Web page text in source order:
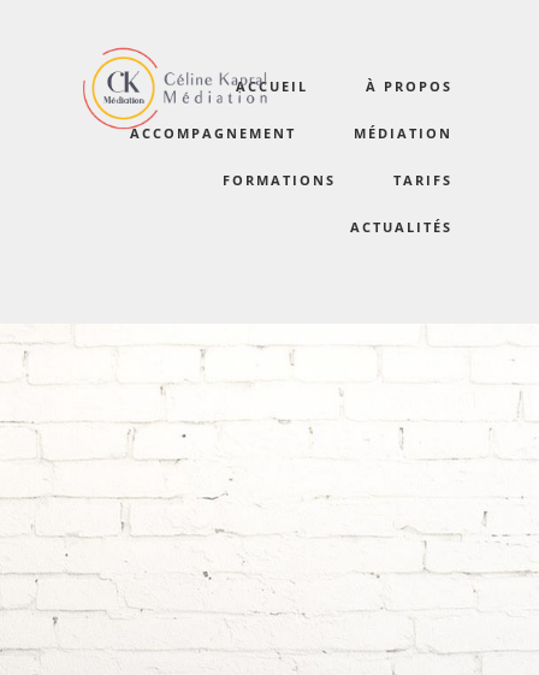
ACCUEIL À PROPOS
ACCOMPAGNEMENT MÉDIATION
FORMATIONS TARIFS
ACTUALITÉS
tarifs-v4